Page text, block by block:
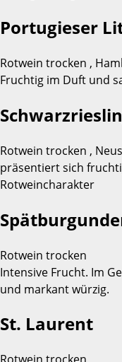
Portugieser
Rotwein trocken ,
Fruchtig im Duft und
Rotwein trocken ,
präsentiert sich
Rotweincharakter
Rotwein trocken
Intensive Frucht. Im
und markant würzig.
St. Laurent